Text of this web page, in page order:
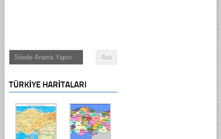
TÜRKIYE HARITALARI